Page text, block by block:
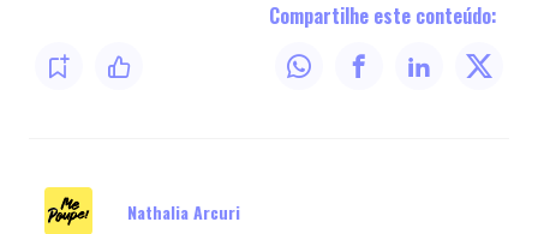
Compartilhe este conteúdo:
Nathalia Arcuri